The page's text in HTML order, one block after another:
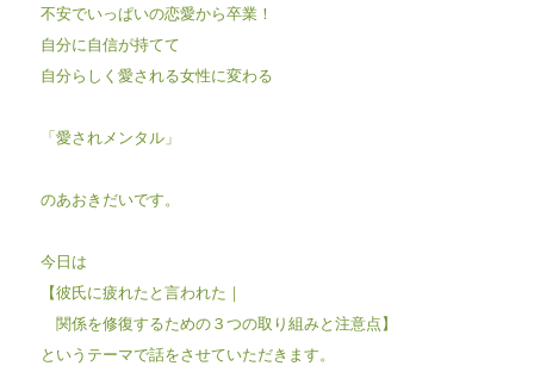
不安でいっぱいの恋愛から卒業！
自分に自信が持てて
自分らしく愛される女性に変わる
「愛されメンタル」
のあおきだいです。
今日は
【彼氏に疲れたと言われた｜
関係を修復するための３つの取り組みと注意点】
というテーマで話をさせていただきます。